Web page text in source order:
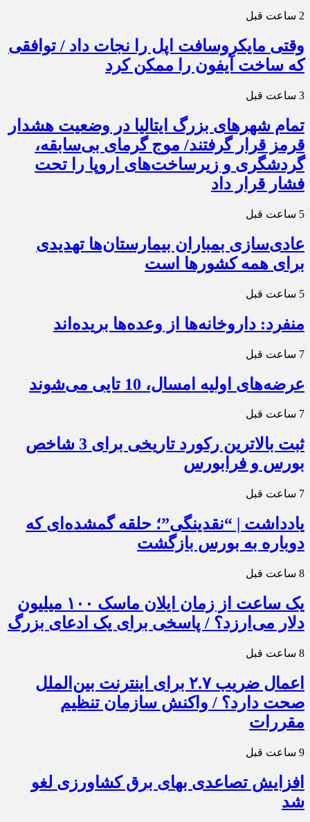
2 ساعت قبل
وقتی مایکروسافت اپل را نجات داد / توافقی
که ساخت آیفون را ممکن کرد
3 ساعت قبل
تمام شهرهای بزرگ ایتالیا در وضعیت هشدار
قرمز قرار گرفتند/ موج گرمای بی‌سابقه،
گردشگری و زیرساخت‌های اروپا را تحت
فشار قرار داد
5 ساعت قبل
عادی‌سازی بمباران بیمارستان‌ها تهدیدی
برای همه کشورها است
5 ساعت قبل
منفرد: داروخانه‌ها از وعده‌ها بریده‌اند
7 ساعت قبل
عرضه‌های اولیه امسال، 10 تایی می‌شوند
7 ساعت قبل
ثبت بالاترین رکورد تاریخی برای 3 شاخص
بورس و فرابورس
7 ساعت قبل
یادداشت | “نقدینگی”؛ حلقه گمشده‌ای که
دوباره به بورس بازگشت
8 ساعت قبل
یک ساعت از زمان ایلان ماسک ۱۰۰ میلیون
دلار می‌ارزد؟ / پاسخی برای یک ادعای بزرگ
8 ساعت قبل
اعمال ضریب ۲.۷ برای اینترنت بین‌الملل
صحت دارد؟ / واکنش سازمان تنظیم
مقررات
9 ساعت قبل
افزایش تصاعدی بهای برق کشاورزی لغو
شد